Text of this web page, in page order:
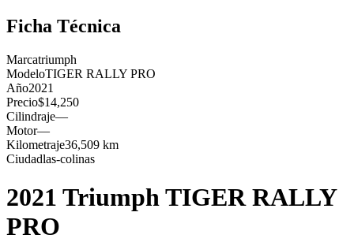
Ficha Técnica
Marcatriumph
ModeloTIGER RALLY PRO
Año2021
Precio$14,250
Cilindraje—
Motor—
Kilometraje36,509 km
Ciudadlas-colinas
2021 Triumph TIGER RALLY
PRO